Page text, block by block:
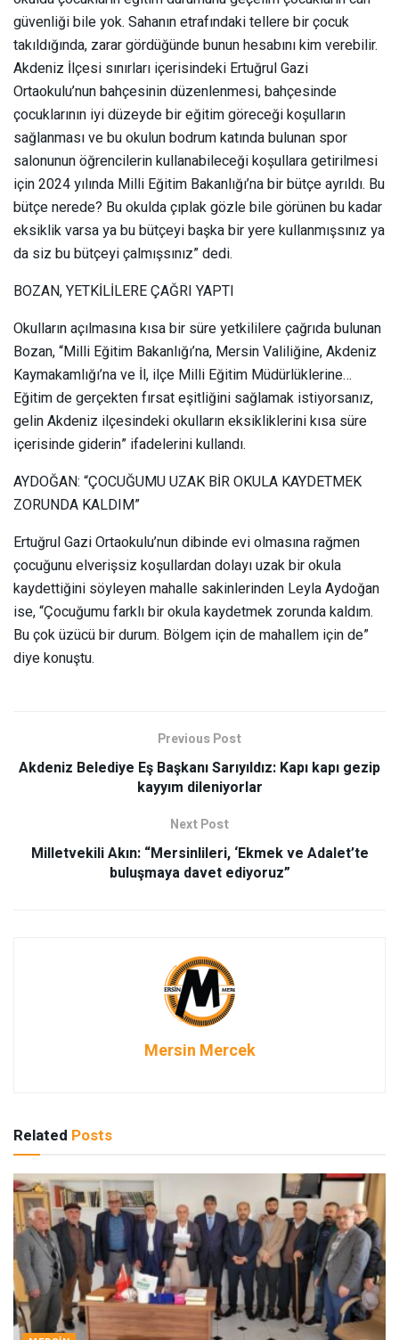
güvenliği bile yok. Sahanın etrafındaki tellere bir çocuk
takıldığında, zarar gördüğünde bunun hesabını kim verebilir.
Akdeniz İlçesi sınırları içerisindeki Ertuğrul Gazi
Ortaokulu’nun bahçesinin düzenlenmesi, bahçesinde
çocuklarının iyi düzeyde bir eğitim göreceği koşulların
sağlanması ve bu okulun bodrum katında bulunan spor
salonunun öğrencilerin kullanabileceği koşullara getirilmesi
için 2024 yılında Milli Eğitim Bakanlığı’na bir bütçe ayrıldı. Bu
bütçe nerede? Bu okulda çıplak gözle bile görünen bu kadar
eksiklik varsa ya bu bütçeyi başka bir yere kullanmışsınız ya
da siz bu bütçeyi çalmışsınız” dedi.
BOZAN, YETKİLİLERE ÇAĞRI YAPTI
Okulların açılmasına kısa bir süre yetkililere çağrıda bulunan
Bozan, “Milli Eğitim Bakanlığı’na, Mersin Valiliğine, Akdeniz
Kaymakamlığı’na ve İl, ilçe Milli Eğitim Müdürlüklerine…
Eğitim de gerçekten fırsat eşitliğini sağlamak istiyorsanız,
gelin Akdeniz ilçesindeki okulların eksikliklerini kısa süre
içerisinde giderin” ifadelerini kullandı.
AYDOĞAN: “ÇOCUĞUMU UZAK BİR OKULA KAYDETMEK
ZORUNDA KALDIM”
Ertuğrul Gazi Ortaokulu’nun dibinde evi olmasına rağmen
çocuğunu elverişsiz koşullardan dolayı uzak bir okula
kaydettiğini söyleyen mahalle sakinlerinden Leyla Aydoğan
ise, “Çocuğumu farklı bir okula kaydetmek zorunda kaldım.
Bu çok üzücü bir durum. Bölgem için de mahallem için de”
diye konuştu.
Previous Post
Akdeniz Belediye Eş Başkanı Sarıyıldız: Kapı kapı gezip
kayyım dileniyorlar
Next Post
Milletvekili Akın: “Mersinlileri, ‘Ekmek ve Adalet’te
buluşmaya davet ediyoruz”
Mersin Mercek
Related Posts